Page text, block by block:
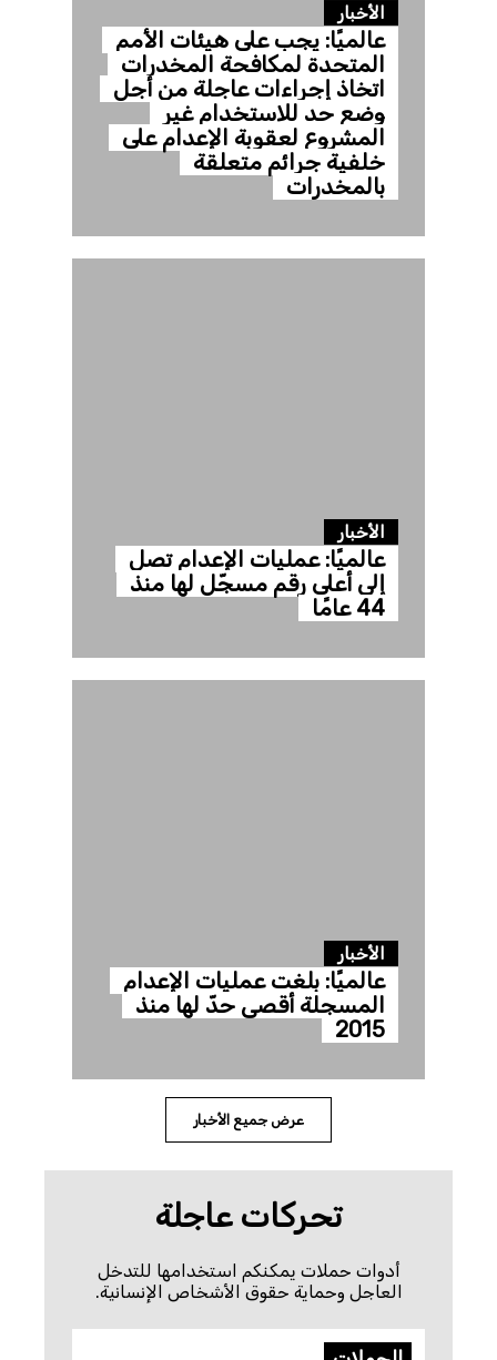
الأخبار
عالميًا: يجب على هيئات الأمم
المتحدة لمكافحة المخدرات
اتخاذ إجراءات عاجلة من أجل
وضع حد للاستخدام غير
المشروع لعقوبة الإعدام على
خلفية جرائم متعلقة
بالمخدرات
الأخبار
عالميًا: عمليات الإعدام تصل
إلى أعلى رقم مسجّل لها منذ
44 عامًا
الأخبار
عالميًا: بلغت عمليات الإعدام
المسجلة أقصى حدّ لها منذ
2015
عرض جميع الأخبار
تحركات عاجلة
أدوات حملات يمكنكم استخدامها للتدخل
العاجل وحماية حقوق الأشخاص الإنسانية.